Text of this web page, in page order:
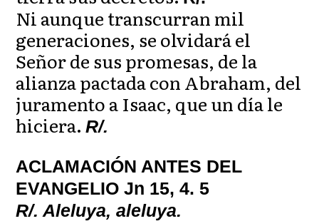
Ni aunque transcurran mil
generaciones, se olvidará el
Señor de sus promesas, de la
alianza pactada con Abraham, del
juramento a Isaac, que un día le
hiciera.R/.
ACLAMACIÓN ANTES DEL
EVANGELIO Jn 15, 4. 5
R/. Aleluya, aleluya.